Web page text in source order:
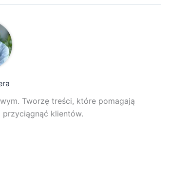
Tworzę treści, które pomagają
klientów.